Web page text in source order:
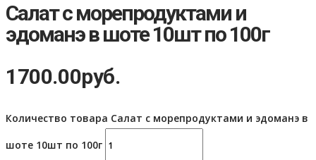
Салат с морепродуктами и
эдоманэ в шоте 10шт по 100г
1700.00руб.
Количество товара Салат с морепродуктами и эдоманэ в
шоте 10шт по 100г